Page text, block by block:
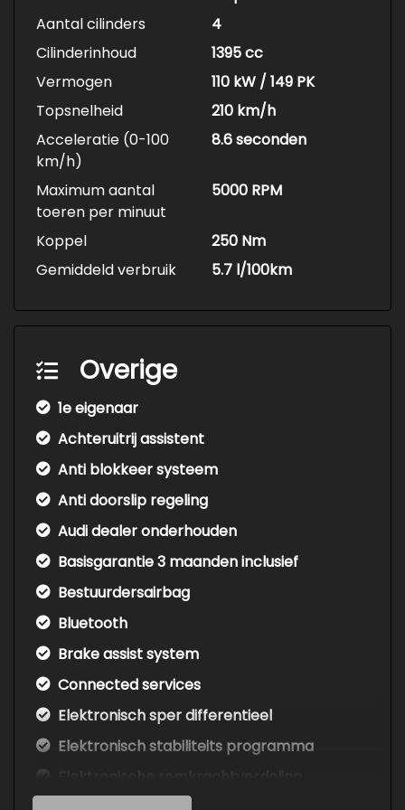
gezinsauto’s stadsauto’s en soms ook scherp
geprijsde ingeruilde budgetauto’s. Zo probeer
ik voor elk budget een passende auto aan te
bieden.
Om de meest persoonlijke service te kunnen
bieden ben ik op afspraak geopend ook in de
avond en in het weekend.
Aantal cilinders
4
Cilinderinhoud
1395 cc
Vermogen
110 kW / 149 PK
Topsnelheid
210 km/h
Acceleratie (0-100
km/h)
8.6 seconden
Maximum aantal
toeren per minuut
5000 RPM
Koppel
250 Nm
Gemiddeld verbruik
5.7 l/100km
Overige
1e eigenaar
Achteruitrij assistent
Anti blokkeer systeem
Anti doorslip regeling
Audi dealer onderhouden
Basisgarantie 3 maanden inclusief
Bestuurdersairbag
Bluetooth
Brake assist system
Connected services
Elektronisch sper differentieel
Elektronisch stabiliteits programma